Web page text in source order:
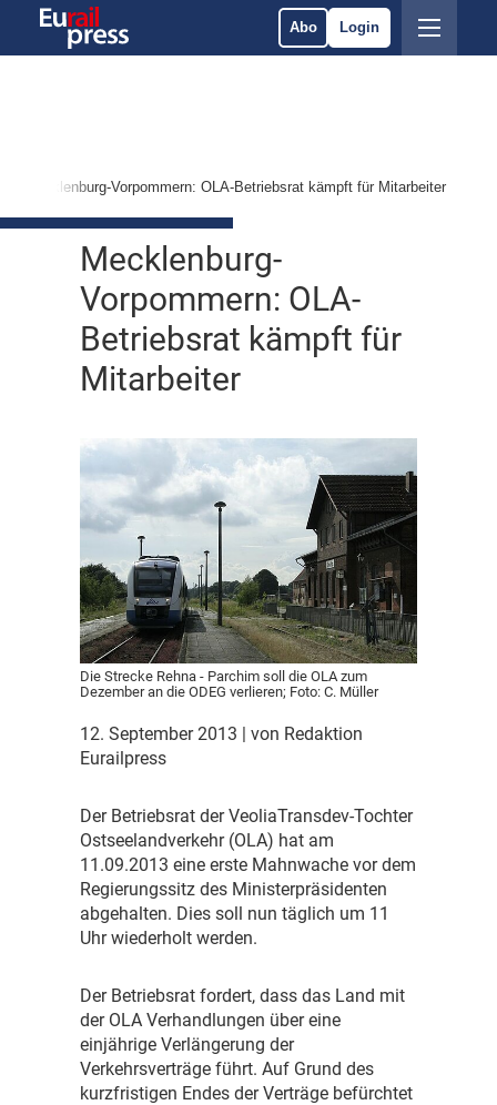
Abo Login
Mecklenburg-Vorpommern: OLA-Betriebsrat kämpft für Mitarbeiter
Mecklenburg-
Vorpommern: OLA-
Betriebsrat kämpft für
Mitarbeiter
Die Strecke Rehna - Parchim soll die OLA zum
Dezember an die ODEG verlieren; Foto: C. Müller
12. September 2013 | von Redaktion
Eurailpress
Der Betriebsrat der VeoliaTransdev-Tochter
Ostseelandverkehr (OLA) hat am
11.09.2013 eine erste Mahnwache vor dem
Regierungssitz des Ministerpräsidenten
abgehalten. Dies soll nun täglich um 11
Uhr wiederholt werden.
Der Betriebsrat fordert, dass das Land mit
der OLA Verhandlungen über eine
einjährige Verlängerung der
Verkehrsverträge führt. Auf Grund des
kurzfristigen Endes der Verträge befürchtet